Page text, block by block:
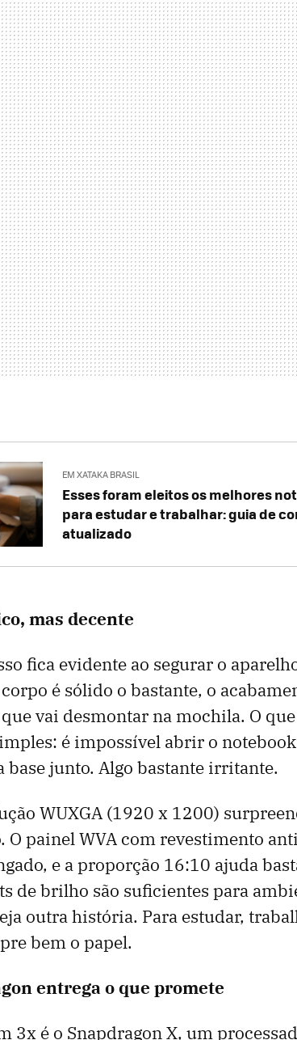
EM XATAKA BRASIL
Esses foram eleitos os melhores
para estudar e trabalhar: guia de
atualizado
mas decente
fica evidente ao segurar o
é sólido o bastante, o
vai desmontar na mochila. O
é impossível abrir o
base junto. Algo bastante irritante.
WUXGA (1920 x 1200)
O painel WVA com revestimento
e a proporção 16:10 ajuda
de brilho são suficientes para
outra história. Para estudar,
bem o papel.
entrega o que promete
3x é o Snapdragon X, um